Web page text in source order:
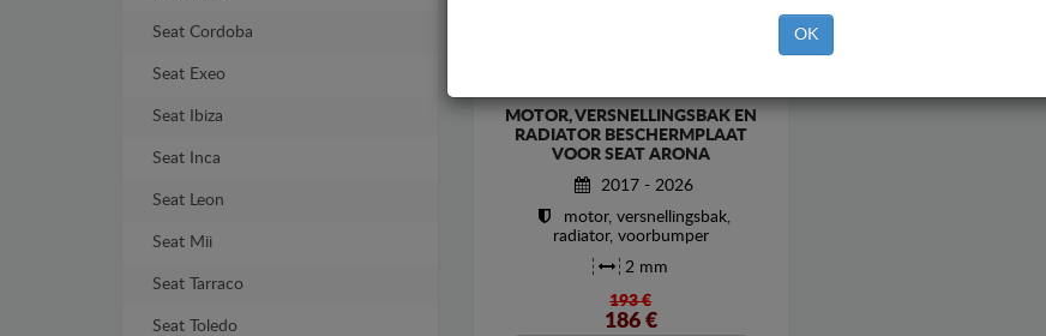
Seat Cordoba
Seat Exeo
Seat Ibiza
Seat Inca
Seat Leon
Seat Mii
Seat Tarraco
Seat Toledo
MOTOR, VERSNELLINGSBAK EN
RADIATOR BESCHERMPLAAT
VOOR SEAT ARONA
2017 - 2026
motor, versnellingsbak,
radiator, voorbumper
2 mm
193 €
186€
OK